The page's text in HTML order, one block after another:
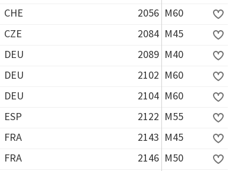
CHE 2056 M60
CZE 2084 M45
DEU 2089 M40
DEU 2102 M60
DEU 2104 M60
ESP 2122 M55
FRA 2143 M45
FRA 2146 M50